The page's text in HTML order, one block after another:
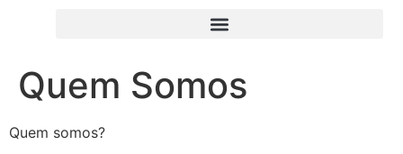
Quem Somos
Quem somos?